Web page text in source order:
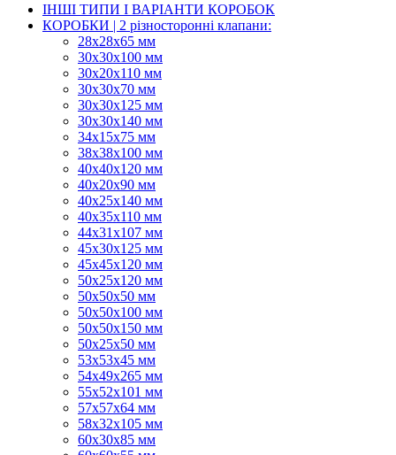
ІНШІ ТИПИ І ВАРІАНТИ КОРОБОК
КОРОБКИ | 2 різносторонні клапани:
28х28х65 мм
30х30х100 мм
30х20х110 мм
30х30х70 мм
30х30х125 мм
30х30х140 мм
34х15х75 мм
38х38х100 мм
40х40х120 мм
40х20х90 мм
40х25х140 мм
40х35х110 мм
44х31х107 мм
45х30х125 мм
45х45х120 мм
50х25х120 мм
50х50х50 мм
50х50х100 мм
50х50х150 мм
50х25х50 мм
53х53х45 мм
54х49х265 мм
55х52х101 мм
57х57х64 мм
58х32х105 мм
60х30х85 мм